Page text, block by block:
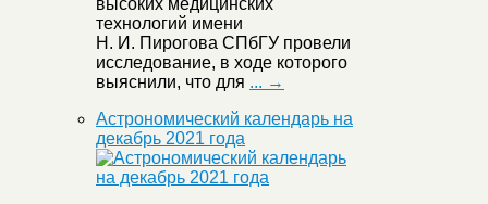
высоких медицинских
технологий имени
Н. И. Пирогова СПбГУ провели
исследование, в ходе которого
выяснили, что для ... →
Астрономический календарь на
декабрь 2021 года